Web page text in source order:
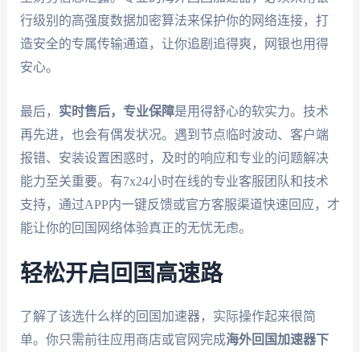
行级别的高强度数据加密算法来保护你的网络连接，打
造安全的专属传输通道，让你追剧追得爽，网银也用得
安心。
最后， 实时售后，专业保障是用得舒心的软实力。技术
再先进，也会有偶发状况。遇到节点临时波动、客户端
报错、安装设置困惑时，及时的响应和专业的问题解决
能力至关重要。有7x24小时在线的专业客服团队和技术
支持，通过APP内一键反馈或官方客服渠道快速回应，才
能让你的回国网络体验真正的无忧无虑。
轻松开启回国高速路
了解了该选什么样的回国加速器，实际操作起来很简
单。你只需前往应用商店或官网完成海外回国加速器下